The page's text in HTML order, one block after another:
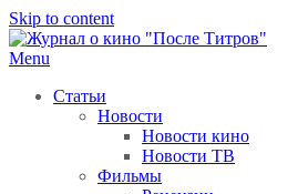
Skip to content
Menu
Статьи
Новости
Новости кино
Новости ТВ
Фильмы